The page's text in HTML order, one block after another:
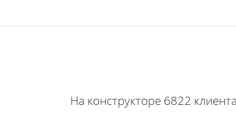
На конструкторе 6822